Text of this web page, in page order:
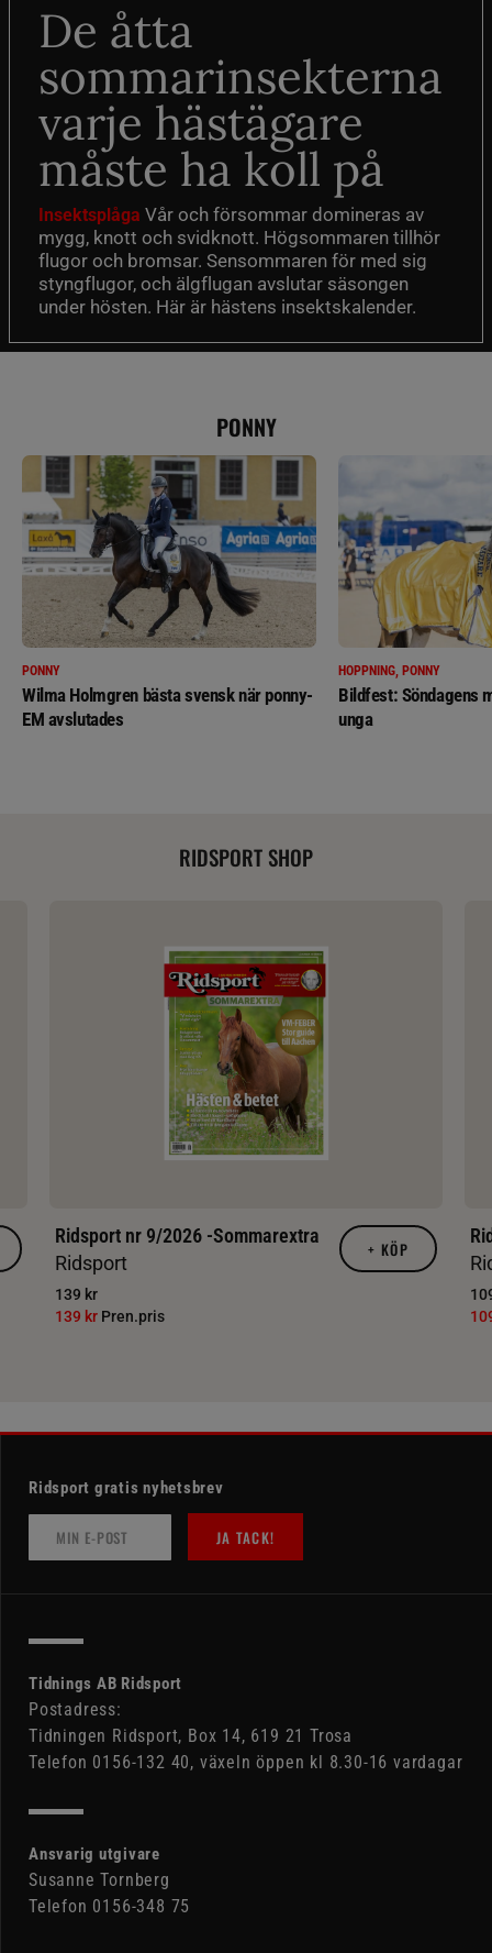
De åtta
sommarinsekterna
varje hästägare
måste ha koll på
Insektsplåga Vår och försommar domineras av
mygg, knott och svidknott. Högsommaren tillhör
flugor och bromsar. Sensommaren för med sig
styngflugor, och älgflugan avslutar säsongen
under hösten. Här är hästens insektskalender.
PONNY
PONNY
Wilma Holmgren bästa svensk när ponny-
EM avslutades
HOPPNING, PONNY
Bildfest: Söndagens
unga
RIDSPORT SHOP
Ridsport nr 9/2026 -Sommarextra
Ridsport
139 kr
139 kr Pren.pris
+ KÖP
Ridsport gratis nyhetsbrev
JA TACK!
Tidnings AB Ridsport
Postadress:
Tidningen Ridsport, Box 14, 619 21 Trosa
Telefon 0156-132 40, växeln öppen kl 8.30-16 vardagar
Ansvarig utgivare
Susanne Tornberg
Telefon 0156-348 75